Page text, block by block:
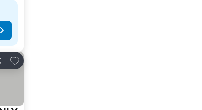
Lisää suosikkeihin